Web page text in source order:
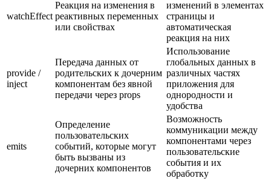
watchEffect
Реакция на изменения в
реактивных переменных
или свойствах
изменений в элементах
страницы и
автоматическая
реакция на них
provide /
inject
Передача данных от
родительских к дочерним
компонентам без явной
передачи через props
Использование
глобальных данных в
различных частях
приложения для
однородности и
удобства
emits
Определение
пользовательских
событий, которые могут
быть вызваны из
дочерних компонентов
Возможность
коммуникации между
компонентами через
пользовательские
события и их
обработку